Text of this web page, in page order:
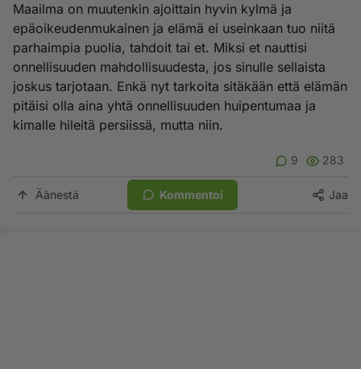
Maailma on muutenkin ajoittain hyvin kylmä ja
epäoikeudenmukainen ja elämä ei useinkaan tuo niitä
parhaimpia puolia, tahdoit tai et. Miksi et nauttisi
onnellisuuden mahdollisuudesta, jos sinulle sellaista
joskus tarjotaan. Enkä nyt tarkoita sitäkään että elämän
pitäisi olla aina yhtä onnellisuuden huipentumaa ja
kimalle hileitä persiissä, mutta niin.
9 283
Äänestä Kommentoi Jaa